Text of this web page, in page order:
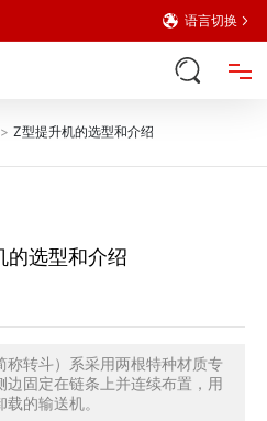
语言切换
Z型提升机的选型和介绍
的选型和介绍
称转斗）系采用两根特种材质专
边固定在链条上并连续布置，用
的输送机。